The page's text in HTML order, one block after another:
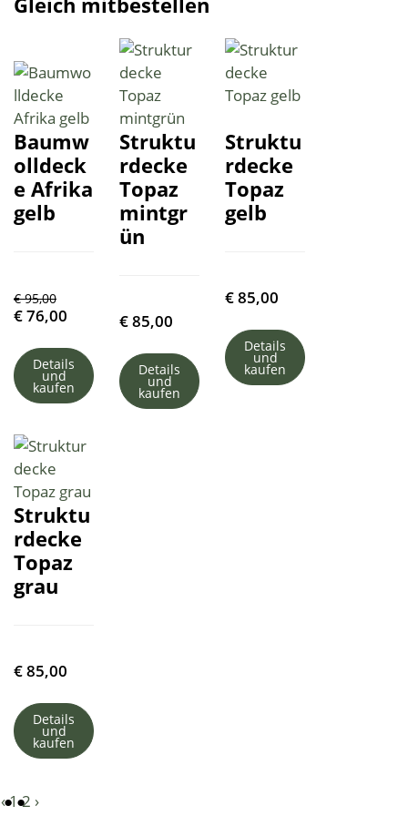
Baumw
olldeck
e Afrika
gelb
€ 95,00
€76,00
Details
und
kaufen
Struktu
rdecke
Topaz
mintgr
ün
€85,00
Details
und
kaufen
Struktu
rdecke
Topaz
gelb
€85,00
Details
und
kaufen
Struktu
rdecke
Topaz
grau
€85,00
Details
und
kaufen
‹12 ›